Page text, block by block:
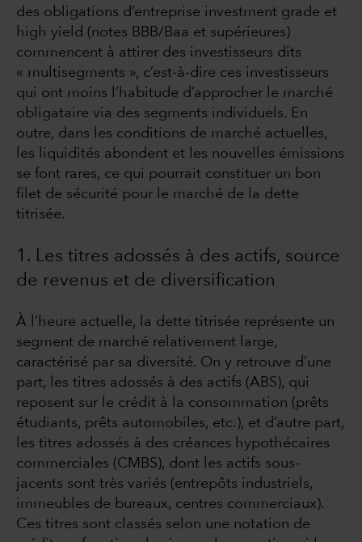
des obligations d’entreprise investment grade et
high yield (notes BBB/Baa et supérieures)
commencent à attirer des investisseurs dits
« multisegments », c’est-à-dire ces investisseurs
qui ont moins l’habitude d’approcher le marché
obligataire via des segments individuels. En
outre, dans les conditions de marché actuelles,
les liquidités abondent et les nouvelles émissions
se font rares, ce qui pourrait constituer un bon
filet de sécurité pour le marché de la dette
titrisée.
1. Les titres adossés à des actifs, source
de revenus et de diversification
À l’heure actuelle, la dette titrisée représente un
segment de marché relativement large,
caractérisé par sa diversité. On y retrouve d’une
part, les titres adossés à des actifs (ABS), qui
reposent sur le crédit à la consommation (prêts
étudiants, prêts automobiles, etc.), et d’autre part,
les titres adossés à des créances hypothécaires
commerciales (CMBS), dont les actifs sous-
jacents sont très variés (entrepôts industriels,
immeubles de bureaux, centres commerciaux).
Ces titres sont classés selon une notation de